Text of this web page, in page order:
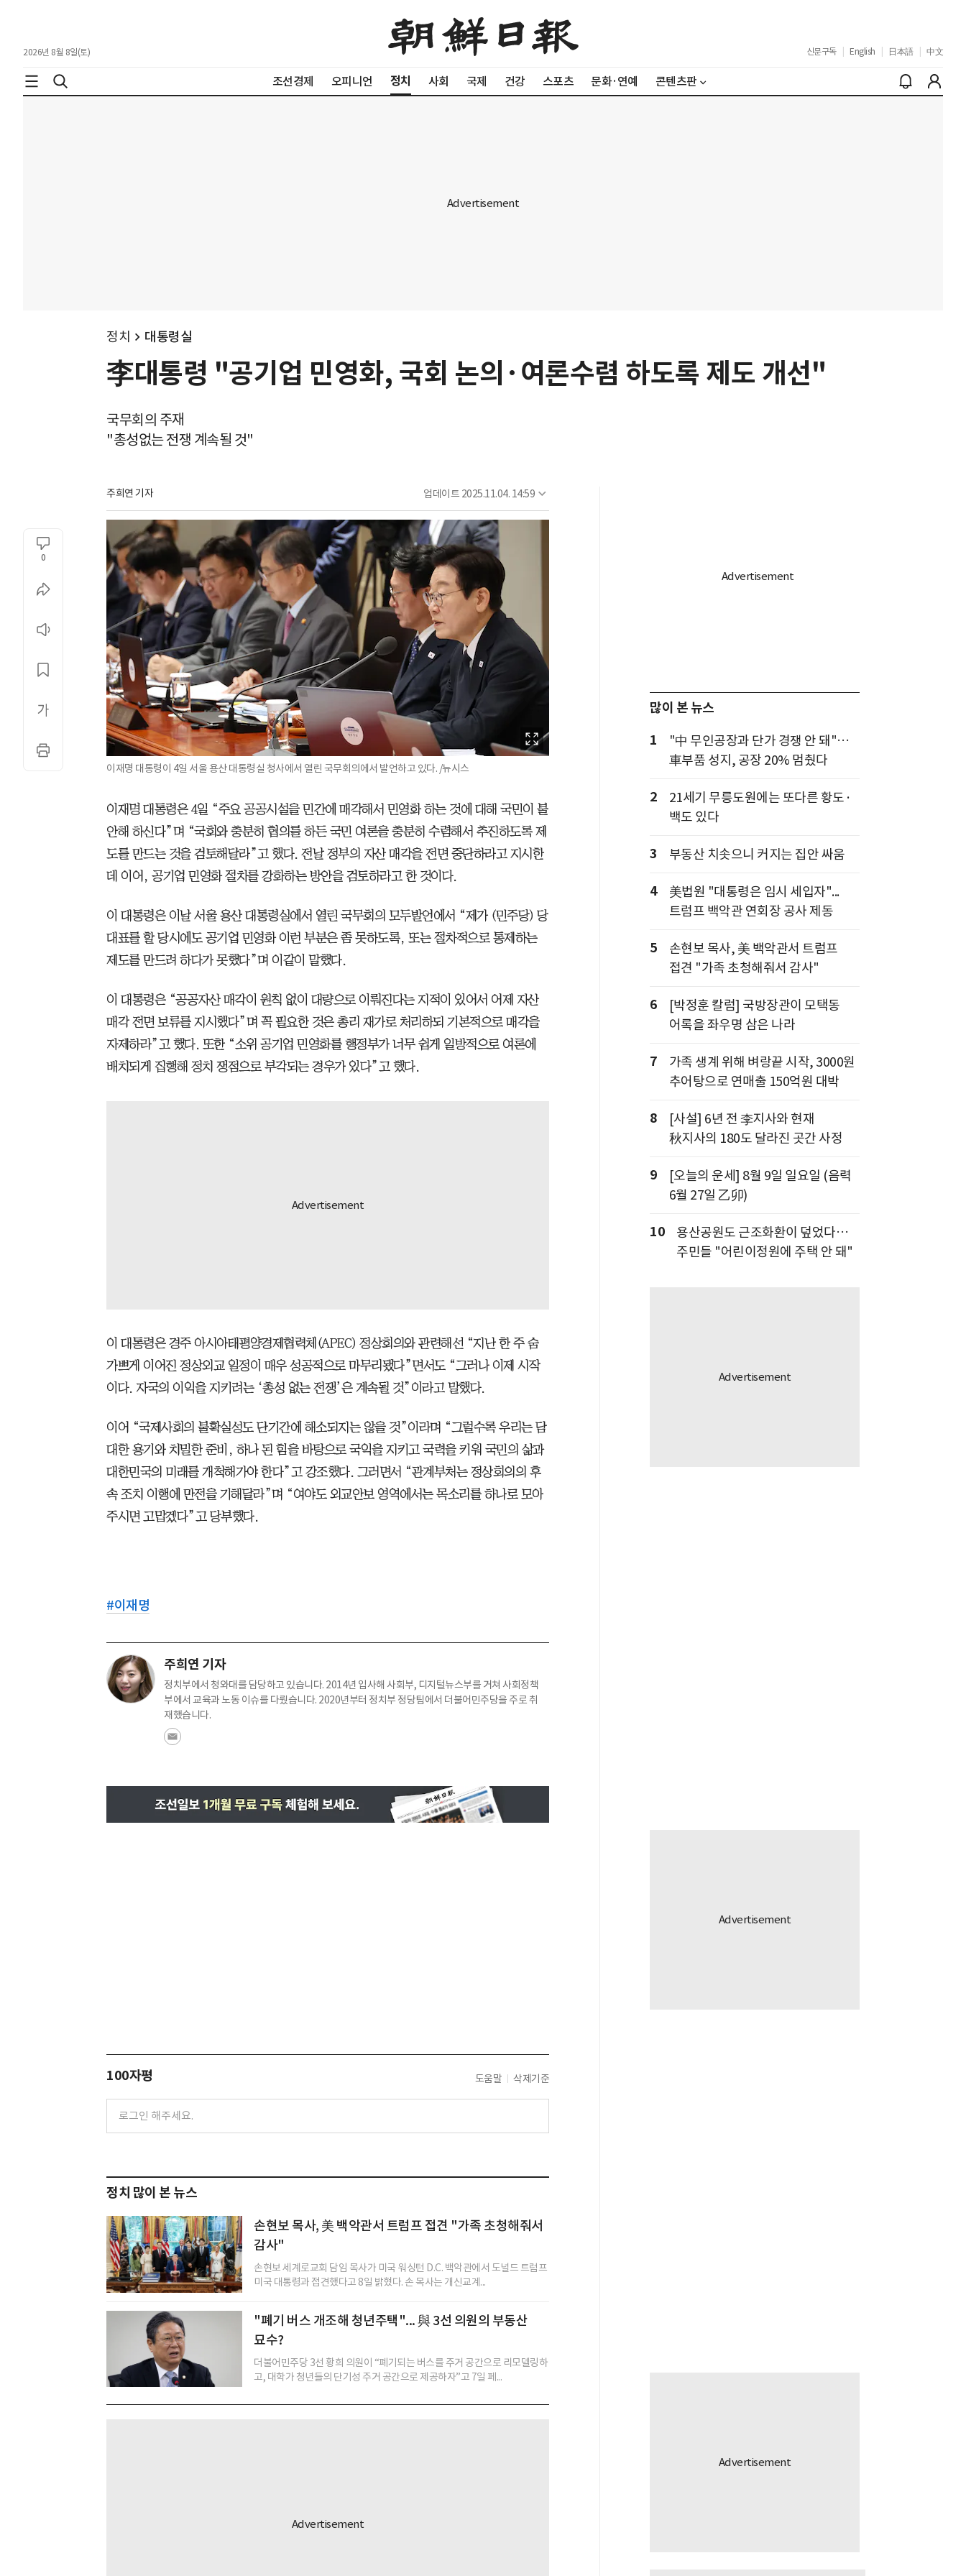
2026년 8월 8일(토) 신문구독 English 日本語 中文
조선경제 오피니언 정치 사회 국제 건강 스포츠 문화·연예 콘텐츠판
정치 대통령실
李대통령 "공기업 민영화, 국회 논의·여론수렴 하도록 제도 개선"
국무회의 주재
"총성없는 전쟁 계속될 것"
주희연 기자 업데이트 2025.11.04. 14:59
0
이재명 대통령이 4일 서울 용산 대통령실 청사에서 열린 국무회의에서 발언하고 있다. /뉴시스
이재명 대통령은 4일 “주요 공공시설을 민간에 매각해서 민영화 하는 것에 대해 국민이 불
안해 하신다”며 “국회와 충분히 협의를 하든 국민 여론을 충분히 수렴해서 추진하도록 제
도를 만드는 것을 검토해달라”고 했다. 전날 정부의 자산 매각을 전면 중단하라고 지시한
데 이어, 공기업 민영화 절차를 강화하는 방안을 검토하라고 한 것이다.
이 대통령은 이날 서울 용산 대통령실에서 열린 국무회의 모두발언에서 “제가 (민주당) 당
대표를 할 당시에도 공기업 민영화 이런 부분은 좀 못하도록, 또는 절차적으로 통제하는
제도를 만드려 하다가 못했다”며 이같이 말했다.
이 대통령은 “공공자산 매각이 원칙 없이 대량으로 이뤄진다는 지적이 있어서 어제 자산
매각 전면 보류를 지시했다”며 꼭 필요한 것은 총리 재가로 처리하되 기본적으로 매각을
자제하라”고 했다. 또한 “소위 공기업 민영화를 행정부가 너무 쉽게 일방적으로 여론에
배치되게 집행해 정치 쟁점으로 부각되는 경우가 있다”고 했다.
이 대통령은 경주 아시아태평양경제협력체(APEC) 정상회의와 관련해선 “지난 한 주 숨
가쁘게 이어진 정상외교 일정이 매우 성공적으로 마무리됐다”면서도 “그러나 이제 시작
이다. 자국의 이익을 지키려는 ‘총성 없는 전쟁’은 계속될 것”이라고 말했다.
이어 “국제사회의 불확실성도 단기간에 해소되지는 않을 것”이라며 “그럴수록 우리는 담
대한 용기와 치밀한 준비, 하나 된 힘을 바탕으로 국익을 지키고 국력을 키워 국민의 삶과
대한민국의 미래를 개척해가야 한다”고 강조했다. 그러면서 “관계부처는 정상회의의 후
속 조치 이행에 만전을 기해달라”며 “여야도 외교안보 영역에서는 목소리를 하나로 모아
주시면 고맙겠다”고 당부했다.
#이재명
주희연 기자
정치부에서 청와대를 담당하고 있습니다. 2014년 입사해 사회부, 디지털뉴스부를 거쳐 사회정책
부에서 교육과 노동 이슈를 다뤘습니다. 2020년부터 정치부 정당팀에서 더불어민주당을 주로 취
재했습니다.
100자평 도움말 삭제기준
정치 많이 본 뉴스
손현보 목사, 美 백악관서 트럼프 접견 "가족 초청해줘서
감사"
손현보 세계로교회 담임 목사가 미국 워싱턴 D.C. 백악관에서 도널드 트럼프
미국 대통령과 접견했다고 8일 밝혔다. 손 목사는 개신교계...
"폐기 버스 개조해 청년주택"... 與 3선 의원의 부동산
묘수?
더불어민주당 3선 황희 의원이 “폐기되는 버스를 주거 공간으로 리모델링하
고, 대학가 청년들의 단기성 주거 공간으로 제공하자”고 7일 페...
많이 본 뉴스
1
"中 무인공장과 단가 경쟁 안 돼"…
車부품 성지, 공장 20% 멈췄다
2
21세기 무릉도원에는 또다른 황도·
백도 있다
3 부동산 치솟으니 커지는 집안 싸움
4
美법원 "대통령은 임시 세입자"...
트럼프 백악관 연회장 공사 제동
5
손현보 목사, 美 백악관서 트럼프
접견 "가족 초청해줘서 감사"
6
[박정훈 칼럼] 국방장관이 모택동
어록을 좌우명 삼은 나라
7
가족 생계 위해 벼랑끝 시작, 3000원
추어탕으로 연매출 150억원 대박
8
[사설] 6년 전 李지사와 현재
秋지사의 180도 달라진 곳간 사정
9
[오늘의 운세] 8월 9일 일요일 (음력
6월 27일 乙卯)
10
용산공원도 근조화환이 덮었다…
주민들 "어린이정원에 주택 안 돼"